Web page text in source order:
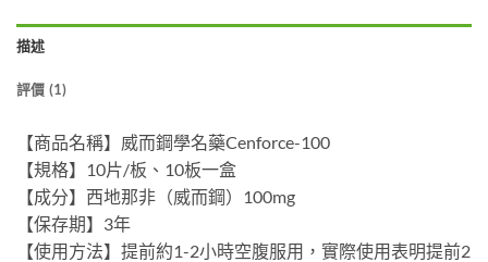
描述
評價 (1)
【商品名稱】威而鋼學名藥Cenforce-100
【規格】10片/板、10板一盒
【成分】西地那非（威而鋼）100mg
【保存期】3年
【使用方法】提前約1-2小時空腹服用，實際使用表明提前2